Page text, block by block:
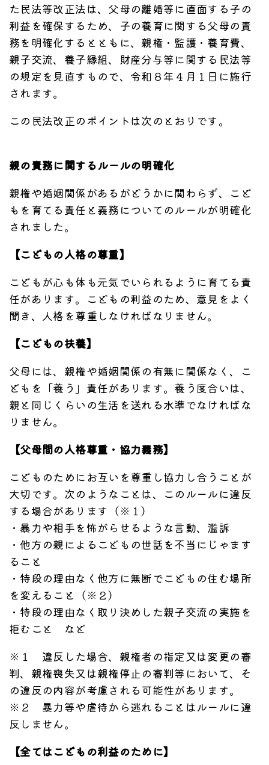
た民法等改正法は、父母の離婚等に直面する子の
利益を確保するため、子の養育に関する父母の責
務を明確化するとともに、親権・監護・養育費、
親子交流、養子縁組、財産分与等に関する民法等
の規定を見直すもので、令和８年４月１日に施行
されます。
この民法改正のポイントは次のとおりです。
親の責務に関するルールの明確化
親権や婚姻関係があるがどうかに関わらず、こど
もを育てる責任と義務についてのルールが明確化
されました。
【こどもの人格の尊重】
こどもが心も体も元気でいられるように育てる責
任があります。こどもの利益のため、意見をよく
聞き、人格を尊重しなければなりません。
【こどもの扶養】
父母には、親権や婚姻関係の有無に関係なく、こ
どもを「養う」責任があります。養う度合いは、
親と同じくらいの生活を送れる水準でなければな
りません。
【父母間の人格尊重・協力義務】
こどものためにお互いを尊重し協力し合うことが
大切です。次のようなことは、このルールに違反
する場合があります（※１）
・暴力や相手を怖がらせるような言動、濫訴
・他方の親によるこどもの世話を不当にじゃます
ること
・特段の理由なく他方に無断でこどもの住む場所
を変えること（※２）
・特段の理由なく取り決めした親子交流の実施を
拒むこと など
※１ 違反した場合、親権者の指定又は変更の審
判、親権喪失又は親権停止の審判等において、そ
の違反の内容が考慮される可能性があります。
※２ 暴力等や虐待から逃れることはルールに違
反しません。
【全てはこどもの利益のために】